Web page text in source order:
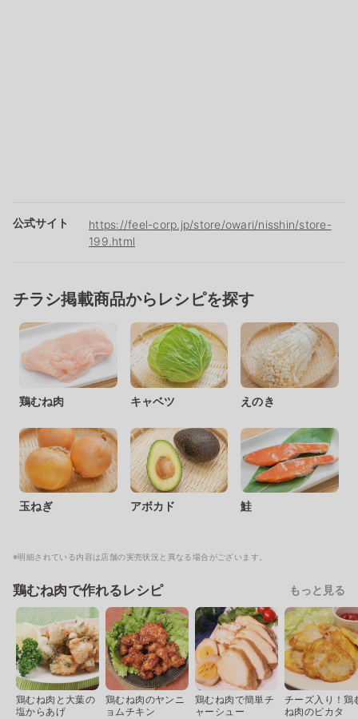
公式サイト
https://feel-corp.jp/store/owari/nisshin/store-
199.html
チラシ掲載商品からレシピを探す
鶏むね肉 キャベツ えのき
玉ねぎ アボカド 鮭
※明細されている内容は店舗の実売状況と異なる場合がございます。
鶏むね肉で作れるレシピ もっと見る
鶏むね肉と大葉の
塩からあげ
鶏むね肉のヤンニ
ョムチキン
鶏むね肉で簡単チ
ャーシュー
チーズ入り！鶏
ね肉のピカタ